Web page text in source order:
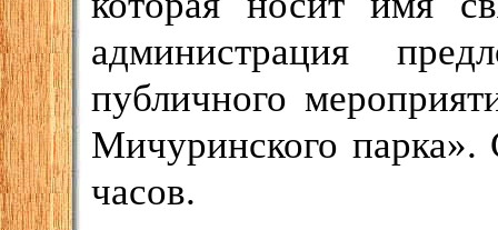
администрация
публичного
Мичуринского парка».
часов.